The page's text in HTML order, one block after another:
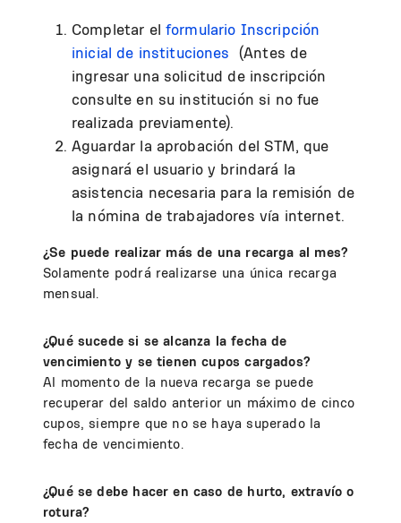
Completar el formulario Inscripción
inicial de instituciones (Antes de
ingresar una solicitud de inscripción
consulte en su institución si no fue
realizada previamente).
Aguardar la aprobación del STM, que
asignará el usuario y brindará la
asistencia necesaria para la remisión de
la nómina de trabajadores vía internet.
¿Se puede realizar más de una recarga al mes?
Solamente podrá realizarse una única recarga
mensual.
¿Qué sucede si se alcanza la fecha de
vencimiento y se tienen cupos cargados?
Al momento de la nueva recarga se puede
recuperar del saldo anterior un máximo de cinco
cupos, siempre que no se haya superado la
fecha de vencimiento.
¿Qué se debe hacer en caso de hurto, extravío o
rotura?